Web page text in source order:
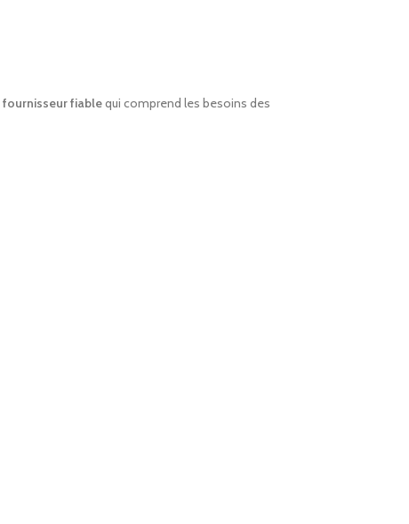
fournisseur fiablequi comprend les besoins des